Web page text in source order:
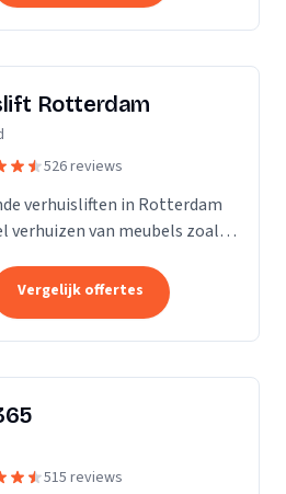
Rotterdam
526 reviews
verhuisliften in Rotterdam
verhuizen van meubels zoals
Vergelijk offertes
515 reviews